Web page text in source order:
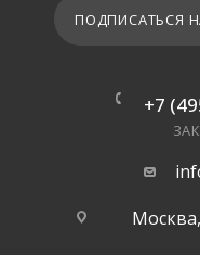
ПОДПИСАТЬСЯ
+7